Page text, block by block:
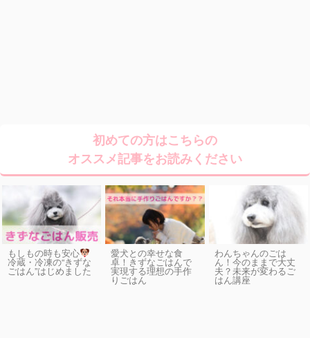
初めての方はこちらの
オススメ記事をお読みください
もしもの時も安心
冷蔵・冷凍の“きずな
ごはん”はじめました
愛犬との幸せな食
卓！きずなごはんで
実現する理想の手作
りごはん
わんちゃんのごは
ん！今のままで大丈
夫？未来が変わるご
はん講座